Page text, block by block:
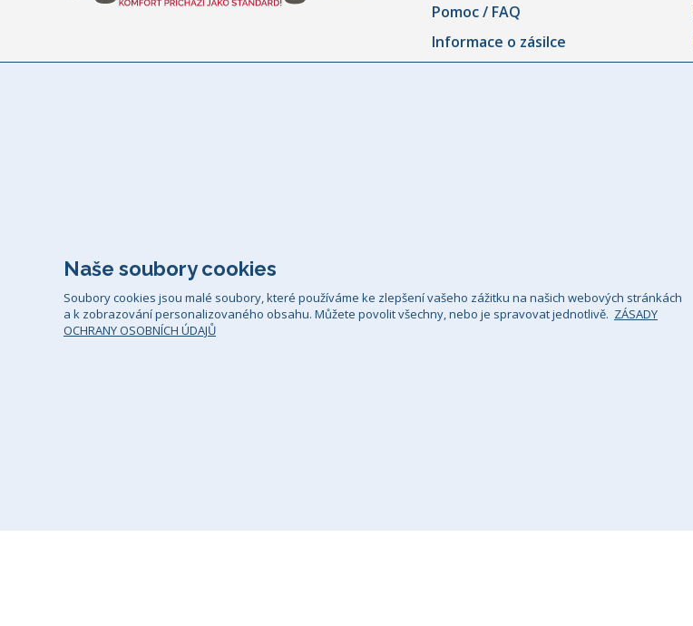
Pomoc / FAQ
Informace o zásilce
Naše soubory cookies
Soubory cookies jsou malé soubory, které používáme ke zlepšení vašeho zážitku na našich webových stránkách
a k zobrazování personalizovaného obsahu. Můžete povolit všechny, nebo je spravovat jednotlivě. ZÁSADY
OCHRANY OSOBNÍCH ÚDAJŮ